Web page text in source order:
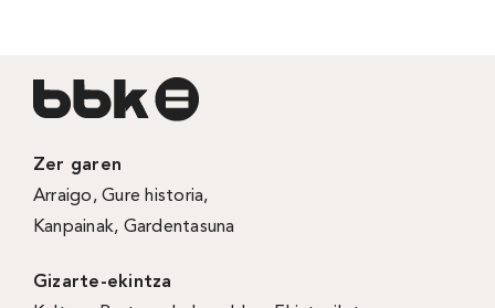
Zer garen
Arraigo,Gure historia,
Kanpainak, Gardentasuna
Gizarte-ekintza